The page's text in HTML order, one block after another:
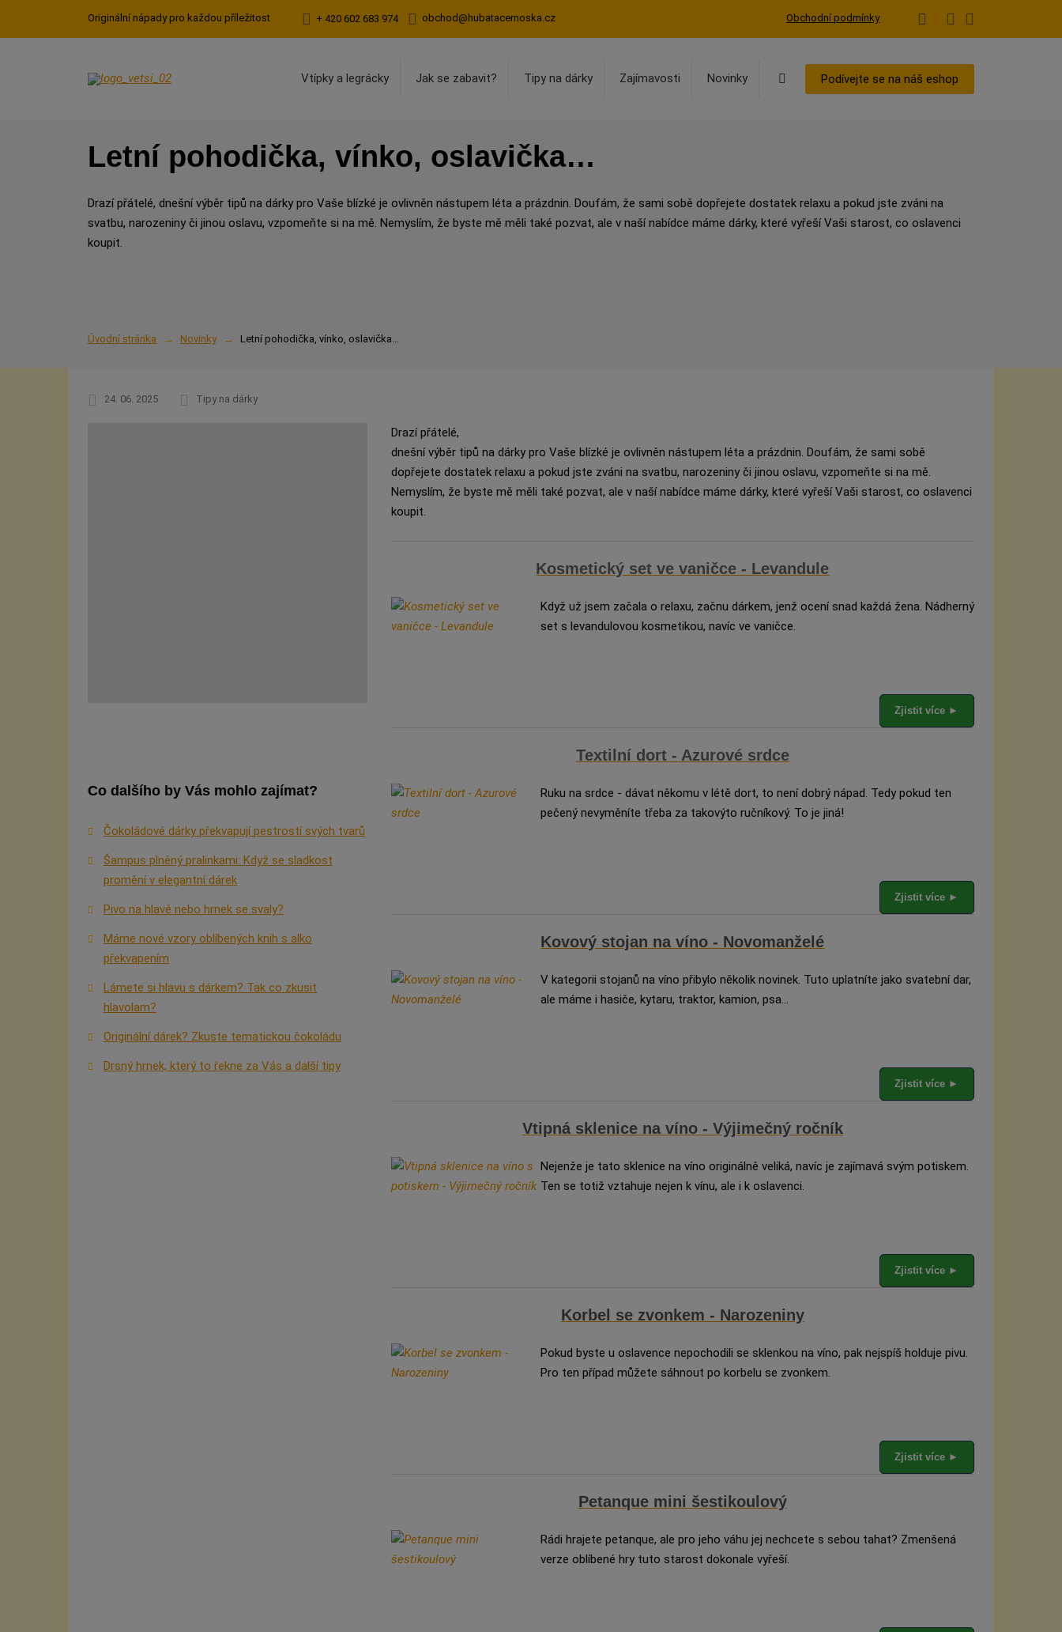
Originální nápady pro každou příležitost + 420 602 683 974 obchod@hubatacernoska.cz Obchodní podmínky
Vtípky a legrácky Jak se zabavit? Tipy na dárky Zajímavosti Novinky VyhledáváníPodívejte se na náš eshop
Letní pohodička, vínko, oslavička…
Drazí přátelé, dnešní výběr tipů na dárky pro Vaše blízké je ovlivněn nástupem léta a prázdnin. Doufám, že sami sobě dopřejete dostatek relaxu a pokud jste zváni na
svatbu, narozeniny či jinou oslavu, vzpomeňte si na mě. Nemyslím, že byste mě měli také pozvat, ale v naší nabídce máme dárky, které vyřeší Vaši starost, co oslavenci
koupit.
Úvodní stránka Novinky Letní pohodička, vínko, oslavička…
24. 06. 2025 Tipy na dárky
Co dalšího by Vás mohlo zajímat?
Čokoládové dárky překvapují pestrostí svých tvarů
Šampus plněný pralinkami: Když se sladkost
promění v elegantní dárek
Pivo na hlavě nebo hrnek se svaly?
Máme nové vzory oblíbených knih s alko
překvapením
Lámete si hlavu s dárkem? Tak co zkusit
hlavolam?
Originální dárek? Zkuste tematickou čokoládu
Drsný hrnek, který to řekne za Vás a další tipy
Drazí přátelé,
dnešní výběr tipů na dárky pro Vaše blízké je ovlivněn nástupem léta a prázdnin. Doufám, že sami sobě
dopřejete dostatek relaxu a pokud jste zváni na svatbu, narozeniny či jinou oslavu, vzpomeňte si na mě.
Nemyslím, že byste mě měli také pozvat, ale v naší nabídce máme dárky, které vyřeší Vaši starost, co oslavenci
koupit.
Kosmetický set ve vaničce - Levandule
Když už jsem začala o relaxu, začnu dárkem, jenž ocení snad každá žena. Nádherný
set s levandulovou kosmetikou, navíc ve vaničce.
Zjistit více ►
Textilní dort - Azurové srdce
Ruku na srdce - dávat někomu v létě dort, to není dobrý nápad. Tedy pokud ten
pečený nevyměníte třeba za takovýto ručníkový. To je jiná!
Zjistit více ►
Kovový stojan na víno - Novomanželé
V kategorii stojanů na víno přibylo několik novinek. Tuto uplatníte jako svatební dar,
ale máme i hasiče, kytaru, traktor, kamion, psa…
Zjistit více ►
Vtipná sklenice na víno - Výjimečný ročník
Nejenže je tato sklenice na víno originálně veliká, navíc je zajímavá svým potiskem.
Ten se totiž vztahuje nejen k vínu, ale i k oslavenci.
Zjistit více ►
Korbel se zvonkem - Narozeniny
Pokud byste u oslavence nepochodili se sklenkou na víno, pak nejspíš holduje pivu.
Pro ten případ můžete sáhnout po korbelu se zvonkem.
Zjistit více ►
Petanque mini šestikoulový
Rádi hrajete petanque, ale pro jeho váhu jej nechcete s sebou tahat? Zmenšená
verze oblíbené hry tuto starost dokonale vyřeší.